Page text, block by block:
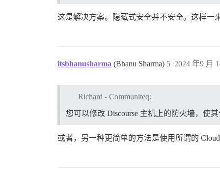
这是解决方案。隐藏式安全并不安全。这样一
itsbhanusharma (Bhanu Sharma) 2024 年9 月
5
Richard - Communiteq:
您可以修改 Discourse 主机上的防火墙，使
或者，另一种更简单的方法是使用所谓的